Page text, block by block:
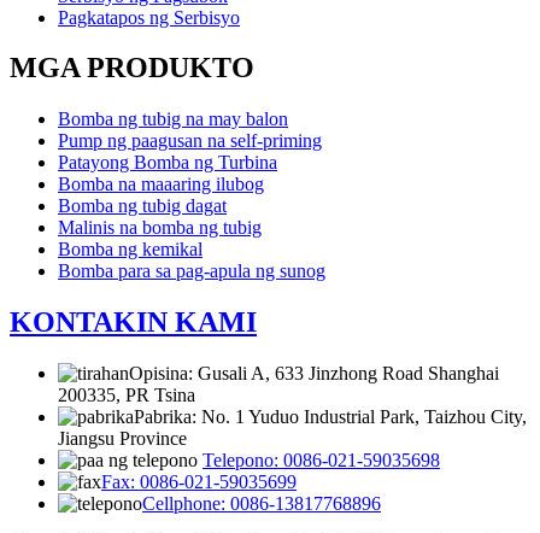
Pagkatapos ng Serbisyo
MGA PRODUKTO
Bomba ng tubig na may balon
Pump ng paagusan na self-priming
Patayong Bomba ng Turbina
Bomba na maaaring ilubog
Bomba ng tubig dagat
Malinis na bomba ng tubig
Bomba ng kemikal
Bomba para sa pag-apula ng sunog
KONTAKIN KAMI
Opisina: Gusali A, 633 Jinzhong Road Shanghai
200335, PR Tsina
Pabrika: No. 1 Yuduo Industrial Park, Taizhou City,
Jiangsu Province
Telepono: 0086-021-59035698
Fax: 0086-021-59035699
Cellphone: 0086-13817768896